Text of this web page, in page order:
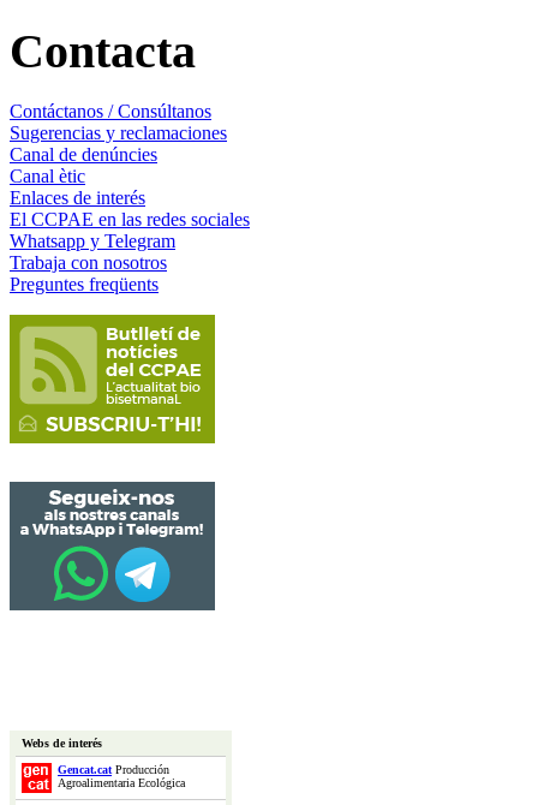
Contacta
Contáctanos / Consúltanos
Sugerencias y reclamaciones
Canal de denúncies
Canal ètic
Enlaces de interés
El CCPAE en las redes sociales
Whatsapp y Telegram
Trabaja con nosotros
Preguntes freqüents
Webs de interés
Gencat.catProducción
Agroalimentaria Ecológica